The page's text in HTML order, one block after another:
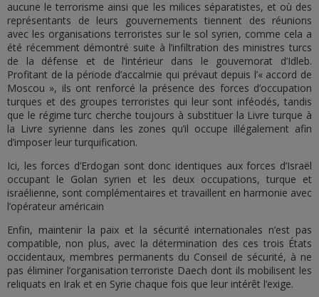
aucune le terrorisme ainsi que les milices séparatistes, et où des
représentants de leurs gouvernements tiennent des réunions
avec les organisations terroristes sur le sol syrien, comme cela a
été récemment démontré suite à l’infiltration des ministres turcs
de la défense et de l’intérieur dans le gouvernorat d’Idleb.
Profitant de la période d’accalmie qui prévaut depuis l’« accord de
Moscou », ils ont renforcé la présence des forces d’occupation
turques et des groupes terroristes qui leur sont inféodés, tandis
que le régime turc cherche toujours à substituer la Livre turque à
la Livre syrienne dans les zones qu’il occupe illégalement afin
d’imposer leur turquification.
Ici, les forces d’Erdogan sont donc identiques aux forces d’Israël
occupant le Golan syrien et les deux occupations, turque et
israélienne, sont complémentaires et travaillent en harmonie avec
l’opérateur américain
Enfin, maintenir la paix et la sécurité internationales n’est pas
compatible, non plus, avec la détermination des ces trois États
occidentaux, membres permanents du Conseil de sécurité, à ne
pas éliminer l’organisation terroriste Daech dont ils mobilisent les
reliquats en Irak et en Syrie chaque fois que leur intérêt l’exige.